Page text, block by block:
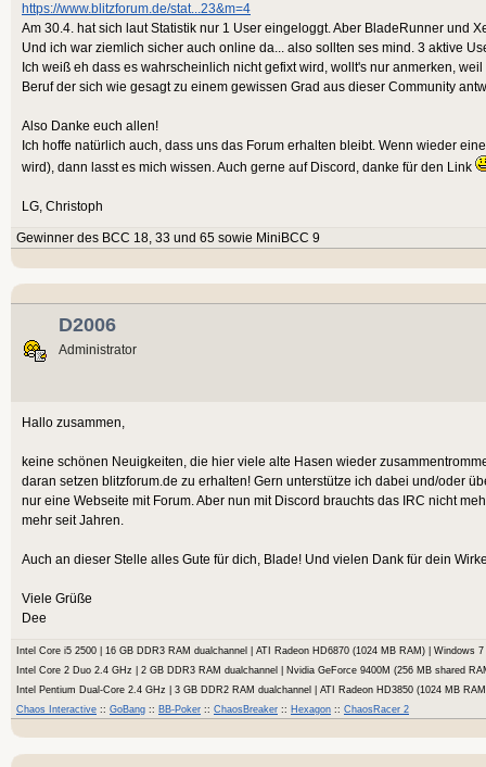
https://www.blitzforum.de/stat...23&m=4
Am 30.4. hat sich laut Statistik nur 1 User eingeloggt. Aber BladeRunner und
Und ich war ziemlich sicher auch online da... also sollten ses mind. 3 aktive
Ich weiß eh dass es wahrscheinlich nicht gefixt wird, wollt's nur anmerken,
Beruf der sich wie gesagt zu einem gewissen Grad aus dieser Community
Also Danke euch allen!
Ich hoffe natürlich auch, dass uns das Forum erhalten bleibt. Wenn wieder
wird), dann lasst es mich wissen. Auch gerne auf Discord, danke für den Link
LG, Christoph
Gewinner des BCC 18, 33 und 65 sowie MiniBCC 9
D2006
Administrator
Hallo zusammen,
keine schönen Neuigkeiten, die hier viele alte Hasen wieder
daran setzen blitzforum.de zu erhalten! Gern unterstütze ich dabei und/oder
nur eine Webseite mit Forum. Aber nun mit Discord brauchts das IRC nicht
mehr seit Jahren.
Auch an dieser Stelle alles Gute für dich, Blade! Und vielen Dank für dein
Viele Grüße
Dee
Intel Core i5 2500 | 16 GB DDR3 RAM dualchannel | ATI Radeon HD6870 (1024 MB RAM) | Windows
Intel Core 2 Duo 2.4 GHz | 2 GB DDR3 RAM dualchannel | Nvidia GeForce 9400M (256 MB shared
Intel Pentium Dual-Core 2.4 GHz | 3 GB DDR2 RAM dualchannel | ATI Radeon HD3850 (1024 MB
Chaos Interactive :: GoBang :: BB-Poker :: ChaosBreaker :: Hexagon :: ChaosRacer 2